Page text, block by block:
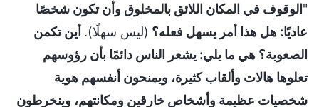
"الوقوف في المكان اللائق بالمخلوق وأن تكون شخصًا
عاديًا: هل هذا أمر يسهل فعله؟ (ليس سهلًا). أين تكمن
الصعوبة؟ هي ما يلي: يشعر الناس دائمًا بأن رؤوسهم
تعلوها هالات وألقاب كثيرة، ويمنحون أنفسهم هوية
شخصيات عظيمة وأشخاص خارقين ومكانتهم، وينخرطون